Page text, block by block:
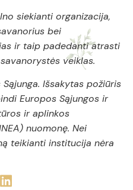
siekianti organizacija,
bei
ir taip padedanti atrasti
veiklas.
Išsakytas požiūris
Europos Sąjungos ir
ir aplinkos
nuomonę. Nei
teikianti institucija nėra